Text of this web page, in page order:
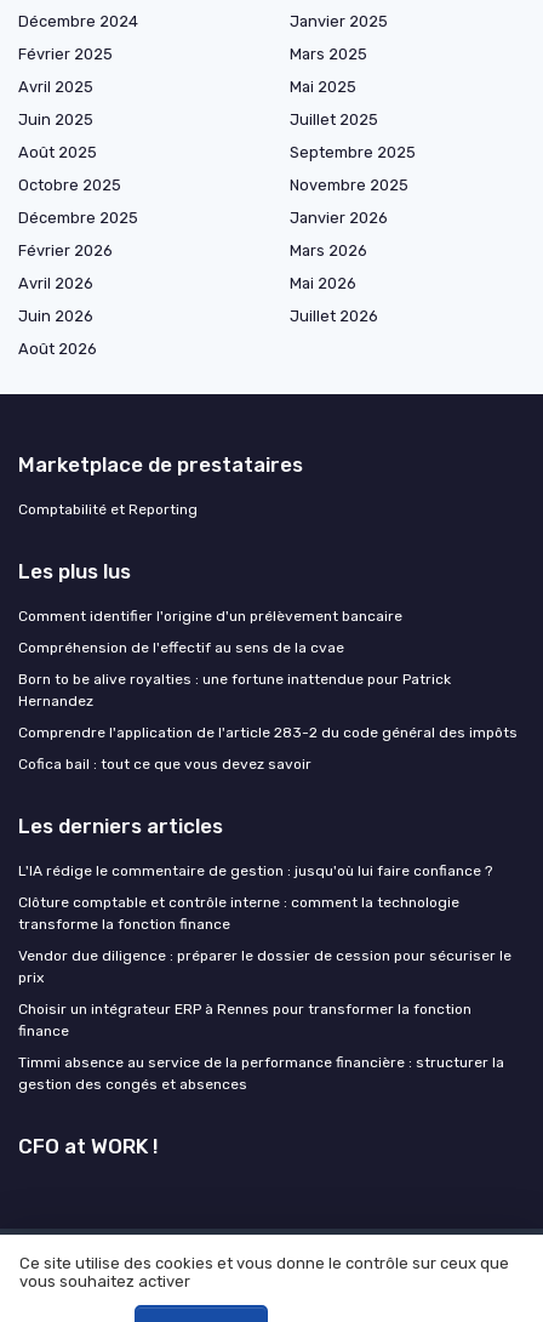
Décembre 2024
Janvier 2025
Février 2025
Mars 2025
Avril 2025
Mai 2025
Juin 2025
Juillet 2025
Août 2025
Septembre 2025
Octobre 2025
Novembre 2025
Décembre 2025
Janvier 2026
Février 2026
Mars 2026
Avril 2026
Mai 2026
Juin 2026
Juillet 2026
Août 2026
Marketplace de prestataires
Comptabilité et Reporting
Les plus lus
Comment identifier l'origine d'un prélèvement bancaire
Compréhension de l'effectif au sens de la cvae
Born to be alive royalties : une fortune inattendue pour Patrick
Hernandez
Comprendre l'application de l'article 283-2 du code général des impôts
Cofica bail : tout ce que vous devez savoir
Les derniers articles
L'IA rédige le commentaire de gestion : jusqu'où lui faire confiance ?
Clôture comptable et contrôle interne : comment la technologie
transforme la fonction finance
Vendor due diligence : préparer le dossier de cession pour sécuriser le
prix
Choisir un intégrateur ERP à Rennes pour transformer la fonction
finance
Timmi absence au service de la performance financière : structurer la
gestion des congés et absences
CFO at WORK !
Mentions légales Politique de confidentialité
Grande
enquête 2025 sur l' IA et les directions financières
Ce site utilise des cookies et vous donne le contrôle sur ceux que
vous souhaitez activer